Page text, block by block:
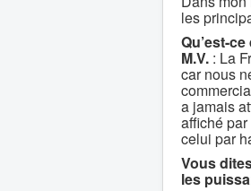
les
Qu’est-
M.V. : La
car nous
a jamais
affiché
celui par
Vous
les